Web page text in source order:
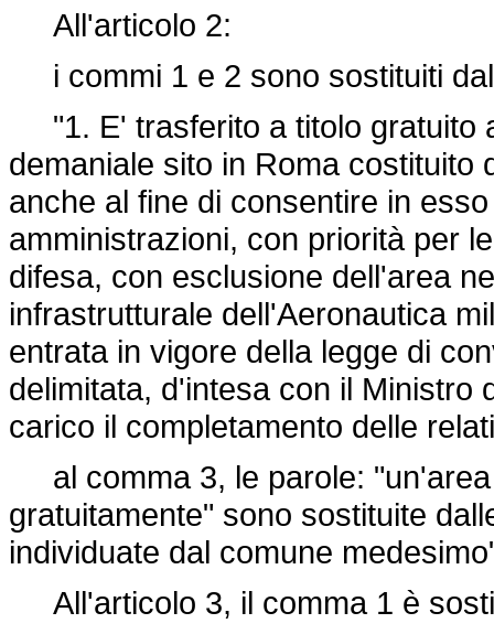
All'articolo 2:
i commi 1 e 2 sono sostituiti
"1. E' trasferito a titolo gratuito
demaniale sito in Roma costituito
anche al fine di consentire in
amministrazioni, con priorità per
difesa, con esclusione dell'area
infrastrutturale dell'Aeronautica
entrata in vigore della legge di
delimitata, d'intesa con il Ministro
carico il completamento delle
al comma 3, le parole: "un'area
gratuitamente" sono sostituite
individuate dal comune
All'articolo 3, il comma 1 è